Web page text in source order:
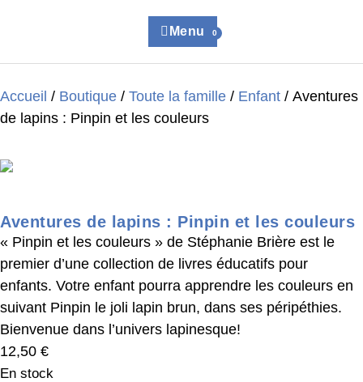
Menu 0
Accueil / Boutique / Toute la famille / Enfant / Aventures
de lapins : Pinpin et les couleurs
Aventures de lapins : Pinpin et les couleurs
« Pinpin et les couleurs » de Stéphanie Brière est le
premier d’une collection de livres éducatifs pour
enfants. Votre enfant pourra apprendre les couleurs en
suivant Pinpin le joli lapin brun, dans ses péripéthies.
Bienvenue dans l’univers lapinesque!
12,50 €
En stock